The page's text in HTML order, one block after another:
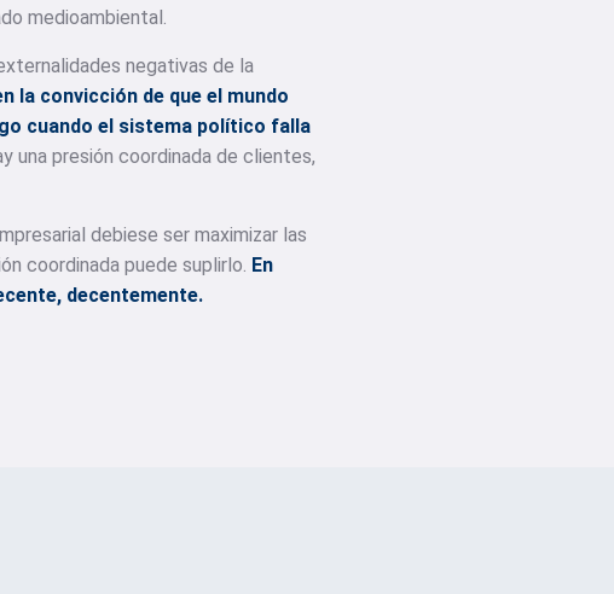
medioambiental.
negativas de la
la convicción de que el mundo
cuando el sistema político falla
una presión coordinada de clientes,
debiese ser maximizar las
coordinada puede suplirlo. En
decentemente.